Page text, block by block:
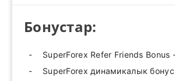
Бонустар:
SuperForex Refer Friends Bonus
SuperForex динамикалык